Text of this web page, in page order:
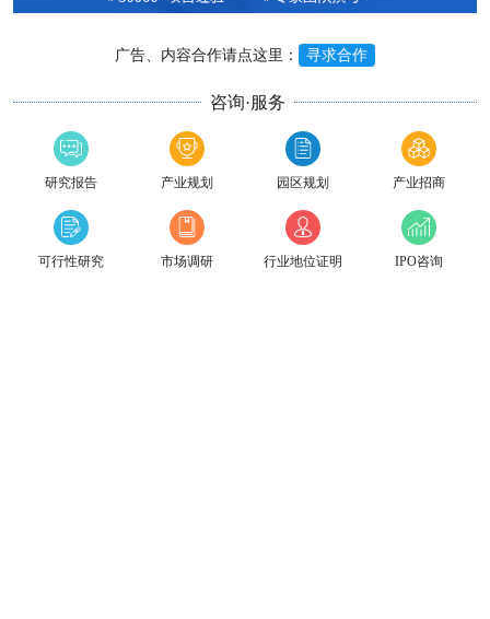
广告、内容合作请点这里： 寻求合作
咨询·服务
研究报告 产业规划 园区规划 产业招商
可行性研究 市场调研 行业地位证明 IPO咨询